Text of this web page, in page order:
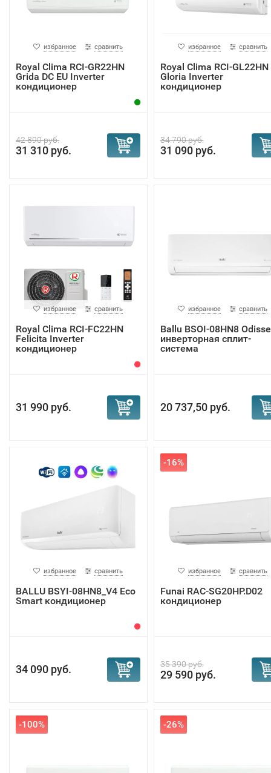
избранное сравнить
Royal Clima RCI-GR22HN
Grida DC EU Inverter
кондиционер
42 890 руб.
31 310 руб.
избранное сравнить
Royal Clima RCI-GL22HN
Gloria Inverter
кондиционер
34 790 руб.
31 090 руб.
избранное сравнить
Royal Clima RCI-FC22HN
Felicita Inverter
кондиционер
31 990 руб.
избранное сравнить
Ballu BSOI-08HN8
инверторная сплит-
система
20 737,50 руб.
избранное сравнить
BALLU BSYI-08HN8_V4 Eco
Smart кондиционер
34 090 руб.
-16%
избранное сравнить
Funai RAC-SG20HP.D02
кондиционер
35 390 руб.
29 590 руб.
-100% -26%